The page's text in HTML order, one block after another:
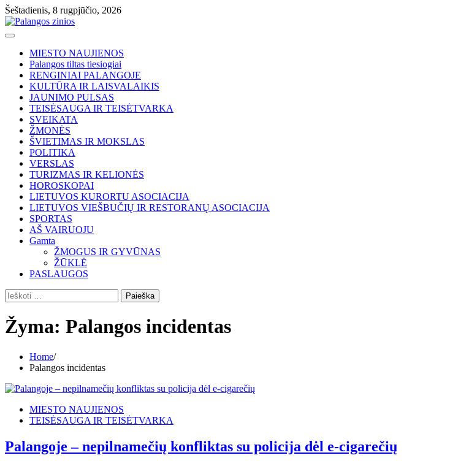
Skip
to
content
Šeštadienis, 8 rugpjūčio, 2026
MIESTO NAUJIENOS
Palangos tiltas tiesiogiai
RENGINIAI PALANGOJE
KULTŪRA IR LAISVALAIKIS
JAUNIMO PULSAS
TEISĖSAUGA IR TEISĖTVARKA
SVEIKATA
ŽMONĖS
ŠVIETIMAS IR MOKSLAS
POLITIKA
VERSLAS
TURIZMAS IR KELIONĖS
HOROSKOPAI
LIETUVOS KURORTU ASOCIACIJA
LIETUVOS VIEŠBUČIŲ IR RESTORANŲ ASOCIACIJA
SPORTAS
AŠ VAIRUOJU
Gamta
ŽMOGUS IR GYVŪNAS
ŽŪKLĖ
PASLAUGOS
Ieškoti:
Žyma: Palangos incidentas
Home
Palangos incidentas
MIESTO NAUJIENOS
TEISĖSAUGA IR TEISĖTVARKA
Palangoje – nepilnamečių konfliktas su policija dėl e-cigarečių